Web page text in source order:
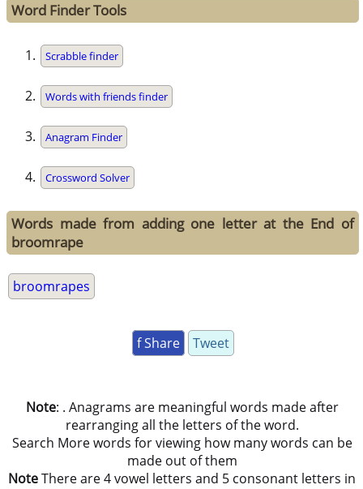
Word Finder Tools
Scrabble finder
Words with friends finder
Anagram Finder
Crossword Solver
Words made from adding one letter at the End of
broomrape
broomrapes
f Share Tweet
Note: . Anagrams are meaningful words made after
rearranging all the letters of the word.
Search More words for viewing how many words can be
made out of them
NoteThere are 4 vowel letters and 5 consonant letters in